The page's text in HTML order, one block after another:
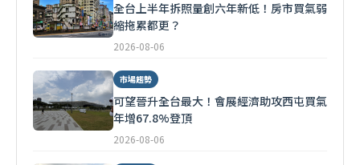
全台上半年拆照量創六年新低！房市買氣弱
縮拖累都更？
2026-08-06
市場趨勢
可望晉升全台最大！會展經濟助攻西屯買氣
年增67.8%登頂
2026-08-06